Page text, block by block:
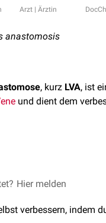
Arzt | Ärztin
anastomosis
, kurz LVA, ist
und dient dem
Lymphovenous
Hier melden
verbessern, indem